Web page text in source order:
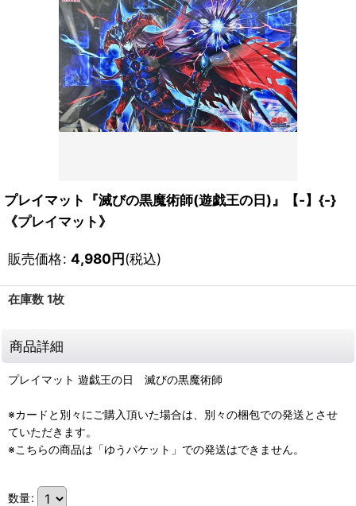
プレイマット『滅びの黒魔術師(遊戯王の日)』【-】{-}
《プレイマット》
販売価格: 4,980円(税込)
在庫数 1枚
商品詳細
プレイマット 遊戯王の日 滅びの黒魔術師
※カードと別々にご購入頂いた場合は、別々の梱包での発送とさせ
ていただきます。
※こちらの商品は「ゆうパケット」での発送はできません。
数量: